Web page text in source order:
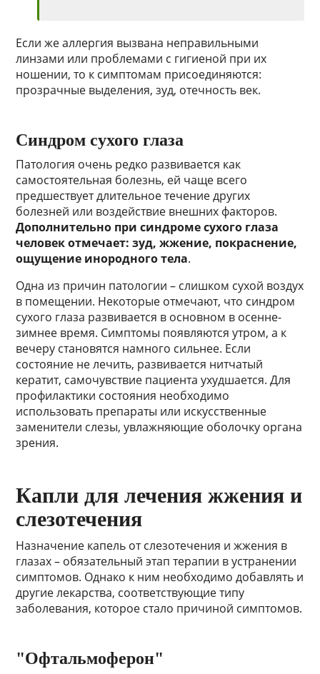
Если же аллергия вызвана неправильными
линзами или проблемами с гигиеной при их
ношении, то к симптомам присоединяются:
прозрачные выделения, зуд, отечность век.
Синдром сухого глаза
Патология очень редко развивается как
самостоятельная болезнь, ей чаще всего
предшествует длительное течение других
болезней или воздействие внешних факторов.
Дополнительно при синдроме сухого глаза
человек отмечает: зуд, жжение, покраснение,
ощущение инородного тела.
Одна из причин патологии – слишком сухой воздух
в помещении. Некоторые отмечают, что синдром
сухого глаза развивается в основном в осенне-
зимнее время. Симптомы появляются утром, а к
вечеру становятся намного сильнее. Если
состояние не лечить, развивается нитчатый
кератит, самочувствие пациента ухудшается. Для
профилактики состояния необходимо
использовать препараты или искусственные
заменители слезы, увлажняющие оболочку органа
зрения.
Капли для лечения жжения и
слезотечения
Назначение капель от слезотечения и жжения в
глазах – обязательный этап терапии в устранении
симптомов. Однако к ним необходимо добавлять и
другие лекарства, соответствующие типу
заболевания, которое стало причиной симптомов.
"Офтальмоферон"